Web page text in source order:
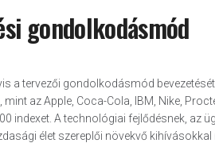
gondolkodásmód
a tervezői gondolkodásmód
az Apple, Coca-Cola, IBM, Nike,
indexet. A technológiai fejlődésnek, az
élet szereplői növekvő